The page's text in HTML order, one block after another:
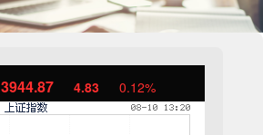
3944.87 4.83 0.12%